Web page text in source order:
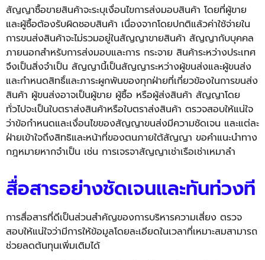
สัญญาซื้อขายสินค้าจะระบุเงื่อนไขการส่งมอบสินค้า โดยที่ผู้ขาย
และผู้ซื้อต้องรับผิดชอบสินค้า เนื่องจากโดยปกติแล้วค่าใช้จ่ายใน
การขนส่งสินค้าจะไม่รวมอยู่ในสัญญาขายสินค้า สัญญากับบุคคล
ภายนอกสำหรับการส่งมอบและการ กระจาย สินค้าระหว่างประเทศ
จึงเป็นสิ่งจำเป็น สัญญานี้เป็นสัญญาระหว่างผู้ขนส่งและผู้ขนส่ง
และกำหนดสิทธิ์และภาระผูกพันของทุกฝ่ายที่เกี่ยวข้องในการขนส่ง
สินค้า ผู้ขนส่งอาจเป็นผู้ขาย ผู้ซื้อ หรือผู้ส่งสินค้า สัญญาโดย
ทั่วไปจะเป็นใบตราส่งสินค้าหรือใบตราส่งสินค้า ตรวจสอบให้แน่ใจ
ว่าข้อกำหนดและเงื่อนไขของสัญญาขนส่งมีความชัดเจน และแต่ละ
ฝ่ายเข้าใจถึงสิทธิและหน้าที่ของตนภายใต้สัญญา ขอคำแนะนำทาง
กฎหมายหากจำเป็น เช่น การเจรจาสัญญาเช่าเรือเช่าเหมาลำ
สื่อสารอย่างชัดเจนและทันท่วงที
การสื่อสารที่ดีเป็นส่วนสำคัญของการบริหารความเสี่ยง ตรวจ
สอบให้แน่ใจว่ามีการให้ข้อมูลโดยละเอียดในเวลาที่เหมาะสมสามารถ
ช่วยลดต้นทุนเพิ่มเติมได้